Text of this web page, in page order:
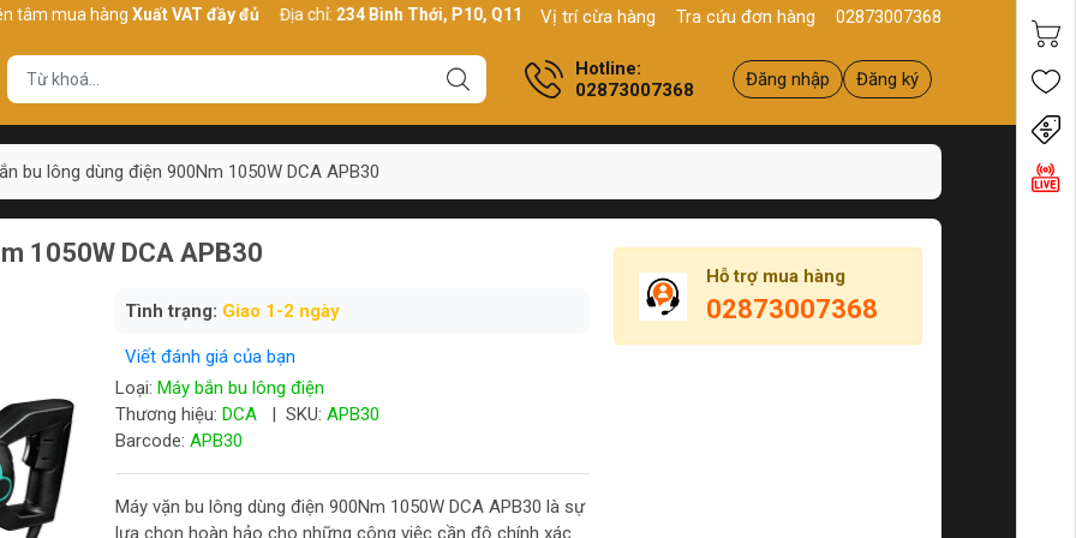
hàngXuất VAT đầy đủ Địa chỉ: 234 Bình Thới, P10, Q11, HCM Sản phẩmChính hãng - Chất lượng Yên tâm mua hàng
Vị trí cừa hàng Tra cứu đơn hàng 02873007368
Hotline:
02873007368
Đăng nhập Đăng ký
bu lông dùng điện 900Nm 1050W DCA APB30
1050W DCA APB30
Tình trạng: Giao 1-2 ngày
Viết đánh giá của bạn
Loại: Máy bắn bu lông điện
Thương hiệu: DCA | SKU: APB30
Barcode: APB30
Máy vặn bu lông dùng điện 900Nm 1050W DCA APB30 là sự
lựa chọn hoàn hảo cho những công việc cần độ chính xác
Hỗ trợ mua hàng
02873007368